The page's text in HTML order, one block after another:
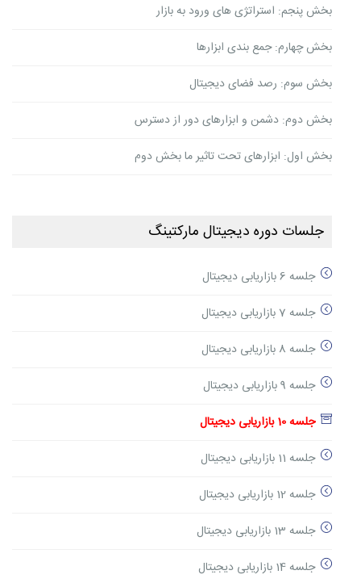
بخش پنجم: استراتژی های ورود به بازار
بخش چهارم: جمع بندی ابزارها
بخش سوم: رصد فضای دیجیتال
بخش دوم: دشمن و ابزارهای دور از دسترس
بخش اول: ابزارهای تحت تاثیر ما بخش دوم
جلسات دوره دیجیتال مارکتینگ
جلسه 6 بازاریابی دیجیتال
جلسه 7 بازاریابی دیجیتال
جلسه 8 بازاریابی دیجیتال
جلسه 9 بازاریابی دیجیتال
جلسه 10 بازاریابی دیجیتال
جلسه 11 بازاریابی دیجیتال
جلسه 12 بازاریابی دیجیتال
جلسه 13 بازاریابی دیجیتال
جلسه 14 بازاریابی دیجیتال